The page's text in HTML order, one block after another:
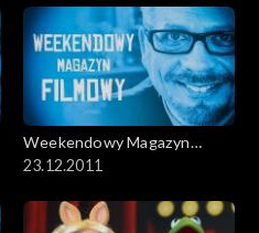
Weekendowy Magazyn
Filmowy
23.12.2011